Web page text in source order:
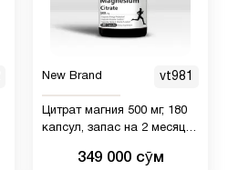
New Brand vt981
Цитрат магния 500 мг, 180
капсул, запас на 2 месяца |
(элементарного) на порцию,
349 000 сӯм